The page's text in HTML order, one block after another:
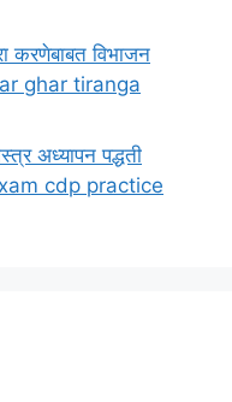
करणेबाबत विभाजन
har ghar tiranga
अध्यापन पद्धती
exam cdp practice